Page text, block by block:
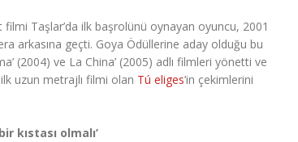
filmi Taşlar’da ilk başrolünü oynayan oyuncu, 2001
arkasına geçti. Goya Ödüllerine aday olduğu bu
(2004) ve La China’ (2005) adlı filmleri yönetti ve
uzun metrajlı filmi olan Tú eliges’in çekimlerini
kıstası olmalı’